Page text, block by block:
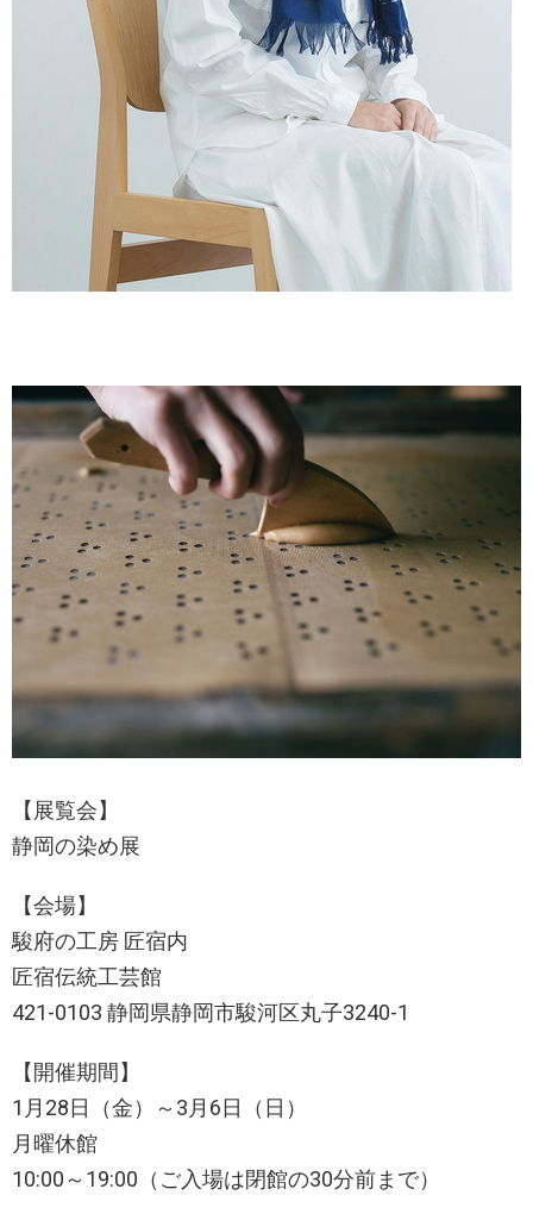
【展覧会】
静岡の染め展
【会場】
駿府の工房 匠宿内
匠宿伝統工芸館
421-0103 静岡県静岡市駿河区丸子3240-1
【開催期間】
1月28日（金）～3月6日（日）
月曜休館
10:00～19:00（ご入場は閉館の30分前まで）